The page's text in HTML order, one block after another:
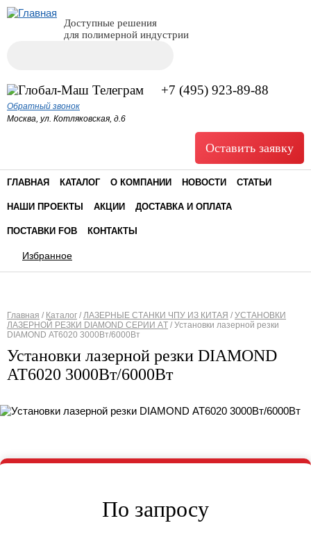
Доступные решения
для полимерной индустрии
+7 (495) 923-89-88
Обратный звонок
Москва, ул. Котляковская, д.6
Оставить заявку
ГЛАВНАЯ КАТАЛОГ О КОМПАНИИ НОВОСТИ СТАТЬИ
НАШИ ПРОЕКТЫ АКЦИИ ДОСТАВКА И ОПЛАТА
ПОСТАВКИ FOB КОНТАКТЫ
Избранное
Вы здесь
Главная / Каталог / ЛАЗЕРНЫЕ СТАНКИ ЧПУ ИЗ КИТАЯ / УСТАНОВКИ
ЛАЗЕРНОЙ РЕЗКИ DIAMOND СЕРИИ АT / Установки лазерной резки
DIAMOND АТ6020 3000Вт/6000Вт
Установки лазерной резки DIAMOND
АТ6020 3000Вт/6000Вт
По запросу